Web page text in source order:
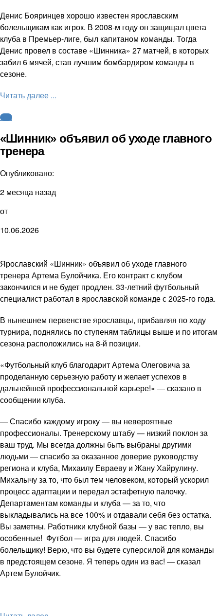
Денис Бояринцев хорошо известен ярославским
болельщикам как игрок. В 2008-м году он защищал цвета
клуба в Премьер-лиге, был капитаном команды. Тогда
Денис провел в составе «Шинника» 27 матчей, в которых
забил 6 мячей, став лучшим бомбардиром команды в
сезоне.
Читать далее ...
ФНЛ
«Шинник» объявил об уходе главного
тренера
Опубликовано:
2 месяца назад
от
10.06.2026
Ярославский «Шинник» объявил об уходе главного
тренера Артема Булойчика. Его контракт с клубом
закончился и не будет продлен. 33-летний футбольный
специалист работал в ярославской команде с 2025-го года.
В нынешнем первенстве ярославцы, прибавляя по ходу
турнира, поднялись по ступеням таблицы выше и по итогам
сезона расположились на 8-й позиции.
«Футбольный клуб благодарит Артема Олеговича за
проделанную серьезную работу и желает успехов в
дальнейшей профессиональной карьере!» — сказано в
сообщении клуба.
— Спасибо каждому игроку — вы невероятные
профессионалы. Тренерскому штабу — низкий поклон за
ваш труд. Мы всегда должны быть выбраны другими
людьми — спасибо за оказанное доверие руководству
региона и клуба, Михаилу Евраеву и Жану Хайрулину.
Михалычу за то, что был тем человеком, который ускорил
процесс адаптации и передал эстафетную палочку.
Департаментам команды и клуба — за то, что
выкладывались на все 100% и отдавали себя без остатка.
Вы заметны. Работники клубной базы — у вас тепло, вы
особенные! Футбол — игра для людей. Спасибо
болельщику! Верю, что вы будете суперсилой для команды
в предстоящем сезоне. Я теперь один из вас! — сказал
Артем Булойчик.